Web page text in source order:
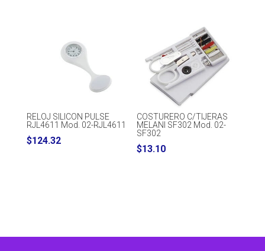
$16.99
through
$21.65
RELOJ SILICON PULSE
RJL4611 Mod. 02-RJL4611
$124.32
COSTURERO C/TIJERAS
MELANI SF302 Mod. 02-
SF302
$13.10